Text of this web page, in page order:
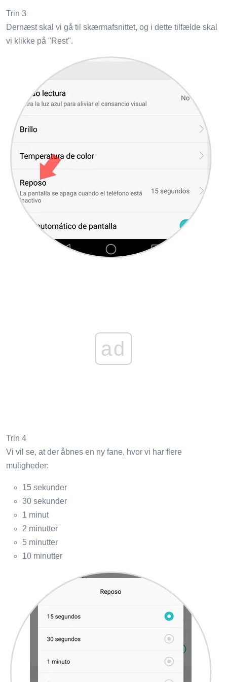
Trin 3
Dernæst skal vi gå til skærmafsnittet, og i dette tilfælde skal
vi klikke på "Rest".
ad
Trin 4
Vi vil se, at der åbnes en ny fane, hvor vi har flere
muligheder:
15 sekunder
30 sekunder
1 minut
2 minutter
5 minutter
10 minutter